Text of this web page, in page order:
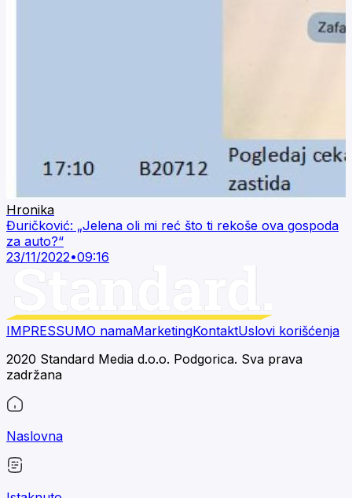
Hronika
Đuričković: „Jelena oli mi reć što ti rekoše ova gospoda
za auto?“
23/11/2022•09:16
IMPRESSUMO namaMarketingKontaktUslovi korišćenja
2020 Standard Media d.o.o. Podgorica. Sva prava
zadržana
Naslovna